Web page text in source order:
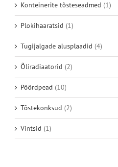
Konteinerite tõsteseadmed (1)
Plokihaaratsid (1)
Tugijalgade alusplaadid (4)
Õliradiaatorid (2)
Pöördpead (10)
Tõstekonksud (2)
Vintsid (1)